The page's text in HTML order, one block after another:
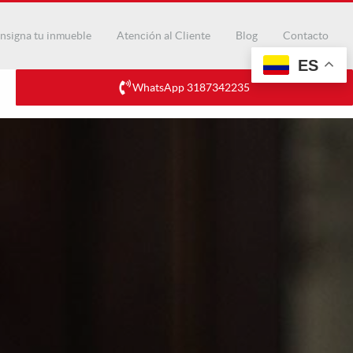
tu inmueble Atención al Cliente Blog Contacto
WhatsApp 3187342235
ES